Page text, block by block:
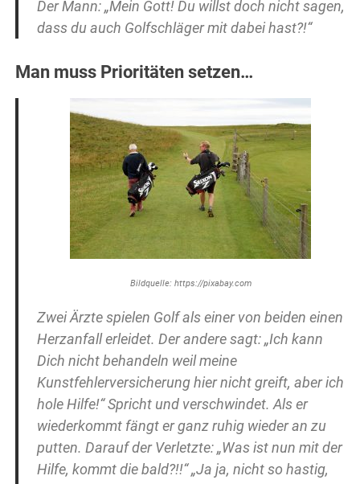
Der Mann: „Mein Gott! Du willst doch nicht sagen,
dass du auch Golfschläger mit dabei hast?!“
Man muss Prioritäten setzen…
Bildquelle: https://pixabay.com
Zwei Ärzte spielen Golf als einer von beiden einen
Herzanfall erleidet. Der andere sagt: „Ich kann
Dich nicht behandeln weil meine
Kunstfehlerversicherung hier nicht greift, aber ich
hole Hilfe!“ Spricht und verschwindet. Als er
wiederkommt fängt er ganz ruhig wieder an zu
putten. Darauf der Verletzte: „Was ist nun mit der
Hilfe, kommt die bald?!!“ „Ja ja, nicht so hastig,